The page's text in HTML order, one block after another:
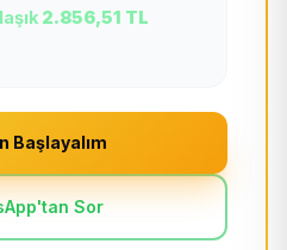
2.856,51 TL
Başlayalım
Sor